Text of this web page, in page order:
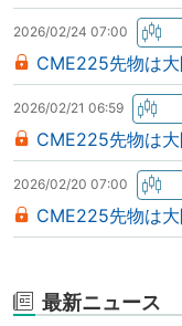
2026/02/24 07:00
CME225先物は
2026/02/21 06:59
CME225先物は
2026/02/20 07:00
CME225先物は
最新ニュース